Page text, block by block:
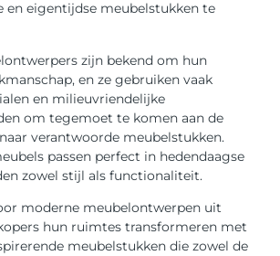
en eigentijdse meubelstukken te
zijn bekend om hun
en ze gebruiken vaak
en milieuvriendelijke
om tegemoet te komen aan de
verantwoorde meubelstukken.
passen perfect in hedendaagse
zowel stijl als functionaliteit.
moderne meubelontwerpen uit
hun ruimtes transformeren met
meubelstukken die zowel de